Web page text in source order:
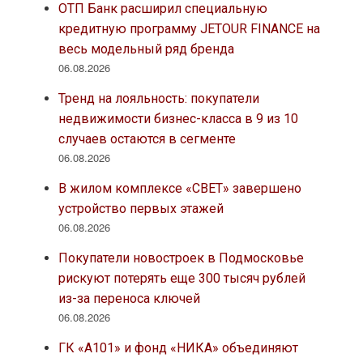
ОТП Банк расширил специальную
кредитную программу JETOUR FINANCE на
весь модельный ряд бренда
06.08.2026
Тренд на лояльность: покупатели
недвижимости бизнес-класса в 9 из 10
случаев остаются в сегменте
06.08.2026
В жилом комплексе «СВЕТ» завершено
устройство первых этажей
06.08.2026
Покупатели новостроек в Подмосковье
рискуют потерять еще 300 тысяч рублей
из-за переноса ключей
06.08.2026
ГК «А101» и фонд «НИКА» объединяют